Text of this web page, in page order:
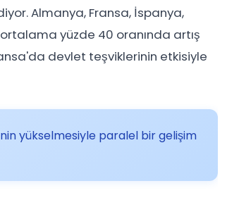
Almanya, Fransa, İspanya,
yüzde 40 oranında artış
devlet teşviklerinin etkisiyle
yükselmesiyle paralel bir gelişim